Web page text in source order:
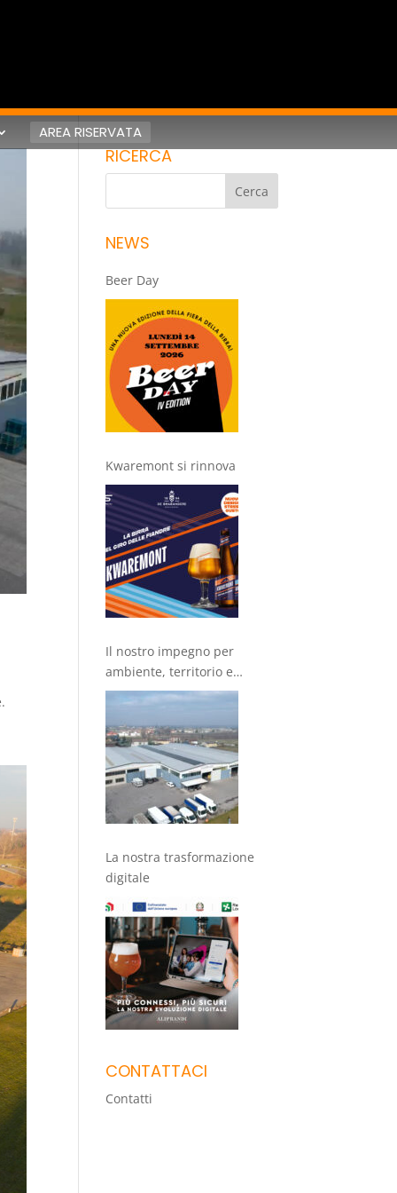
AREA RISERVATA
RICERCA
NEWS
Beer Day
Kwaremont si rinnova
Il nostro impegno per
ambiente, territorio e
comunità
La nostra trasformazione
digitale
CONTATTACI
Contatti